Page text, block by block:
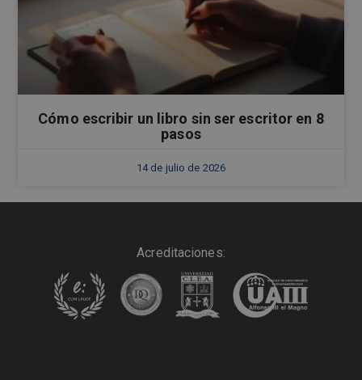
Cómo escribir un libro sin ser escritor en 8
pasos
14 de julio de 2026
Acreditaciones: